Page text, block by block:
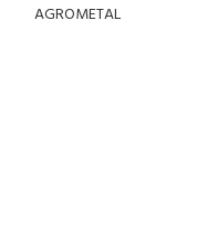
AGROMETAL